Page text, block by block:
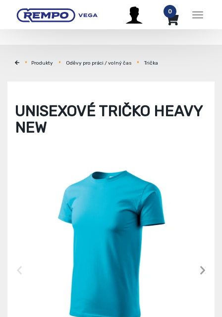
Menu
0
Produkty Oděvy pro práci / volný čas Trička
UNISEXOVÉ TRIČKO HEAVY
NEW